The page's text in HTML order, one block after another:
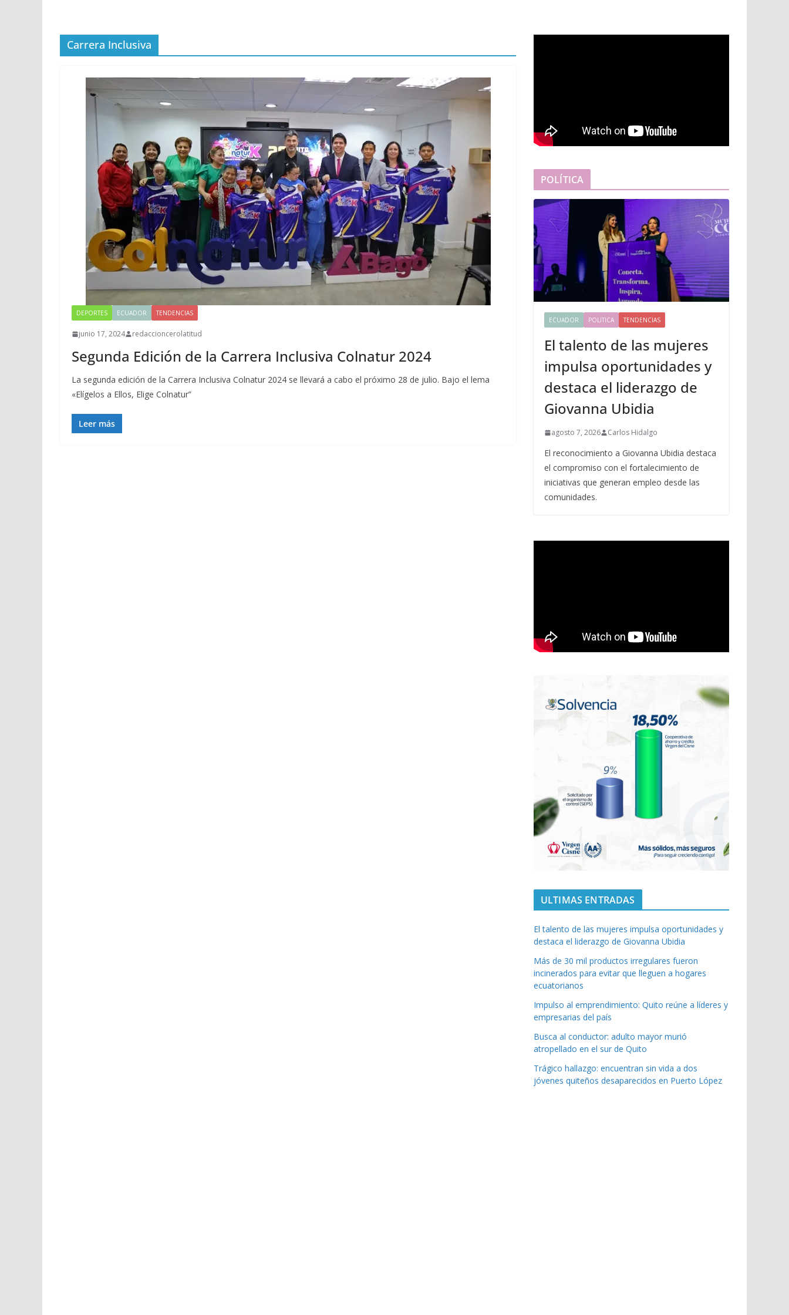
Carrera Inclusiva
DEPORTES ECUADOR TENDENCIAS
junio 17, 2024 redaccioncerolatitud
Segunda Edición de la Carrera Inclusiva Colnatur 2024
La segunda edición de la Carrera Inclusiva Colnatur 2024 se llevará a cabo el próximo 28 de julio. Bajo el lema
«Elígelos a Ellos, Elige Colnatur”
Leer más
POLÍTICA
ECUADOR POLITICA TENDENCIAS
El talento de las mujeres
impulsa oportunidades y
destaca el liderazgo de
Giovanna Ubidia
agosto 7, 2026 Carlos Hidalgo
El reconocimiento a Giovanna Ubidia destaca
el compromiso con el fortalecimiento de
iniciativas que generan empleo desde las
comunidades.
ULTIMAS ENTRADAS
El talento de las mujeres impulsa oportunidades y
destaca el liderazgo de Giovanna Ubidia
Más de 30 mil productos irregulares fueron
incinerados para evitar que lleguen a hogares
ecuatorianos
Impulso al emprendimiento: Quito reúne a líderes y
empresarias del país
Busca al conductor: adulto mayor murió
atropellado en el sur de Quito
Trágico hallazgo: encuentran sin vida a dos
jóvenes quiteños desaparecidos en Puerto López